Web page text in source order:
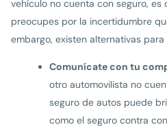
vehículo no cuenta con seguro,
preocupes por la incertidumbre
embargo, existen alternativas
Comunícate con tu
otro automovilista no
seguro de autos puede
como el seguro contra